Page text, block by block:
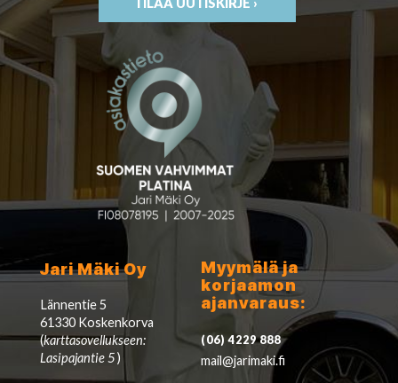
TILAA UUTISKIRJE ›
Jari Mäki Oy
Lännentie 5
61330 Koskenkorva
(karttasovellukseen:
Lasipajantie 5)
Myymälä ja
korjaamon
ajanvaraus:
(06) 4229 888
mail@jarimaki.fi